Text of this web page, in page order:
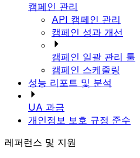
캠페인 관리
API 캠페인 관리
캠페인 성과 개선
캠페인 일괄 관리 툴
캠페인 스케줄링
성능 리포트 및 분석
UA 과금
개인정보 보호 규정 준수
레퍼런스 및 지원